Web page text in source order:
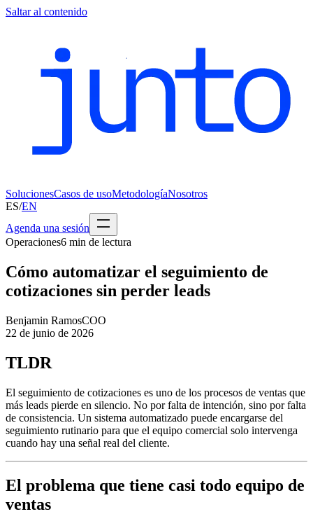
Saltar al contenido
SolucionesCasos de usoMetodologíaNosotros
ES/EN
Agenda una sesión
Operaciones6 min de lectura
Cómo automatizar el seguimiento de
cotizaciones sin perder leads
Benjamin RamosCOO
22 de junio de 2026
TLDR
El seguimiento de cotizaciones es uno de los procesos de ventas que
más leads pierde en silencio. No por falta de intención, sino por falta
de consistencia. Un sistema automatizado puede encargarse del
seguimiento rutinario para que el equipo comercial solo intervenga
cuando hay una señal real del cliente.
El problema que tiene casi todo equipo de
ventas